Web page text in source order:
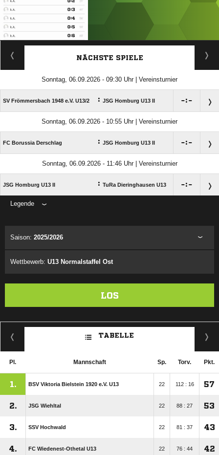
ANZEIGE
NÄCHSTE SPIELE
Sonntag, 06.09.2026 - 09:30 Uhr | Vereinsturnier
SV Frömmersbach 1948 e.V. U13/​2 : JSG Homburg U13 II :
Sonntag, 06.09.2026 - 10:55 Uhr | Vereinsturnier
FC Borussia Derschlag : JSG Homburg U13 II :
Sonntag, 06.09.2026 - 11:46 Uhr | Vereinsturnier
JSG Homburg U13 II : TuRa Dieringhausen U13 :
Legende
Saison: 2025/2026
Wettbewerb: U13 Normalstaffel Ost
LOS
TABELLE
Pl. Mannschaft Sp. Torv. Pkt.
1. BSV Viktoria Bielstein 1920 e.V. U13 22 112 : 16 57
2. JSG Wiehltal 22 88 : 27 53
3. SSV Hochwald 22 81 : 37 43
4. FC Wiedenest-Othetal U13 22 76 : 44 42